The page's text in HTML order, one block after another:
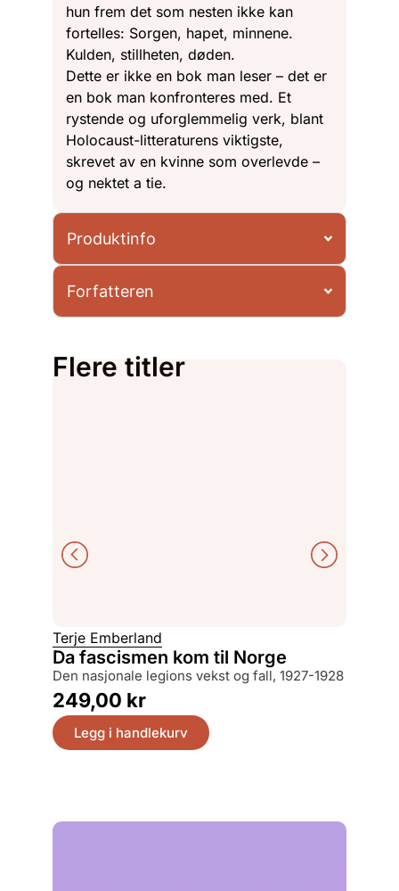
hun frem det som nesten ikke kan
fortelles: Sorgen, hapet, minnene.
Kulden, stillheten, døden.
Dette er ikke en bok man leser – det er
en bok man konfronteres med. Et
rystende og uforglemmelig verk, blant
Holocaust-litteraturens viktigste,
skrevet av en kvinne som overlevde –
og nektet a tie.
Produktinfo
Forfatteren
Flere titler
Terje Emberland
Da fascismen kom til Norge
den nasjonale legions vekst og fall, 1927-1928
249,00 kr
Legg i handlekurv